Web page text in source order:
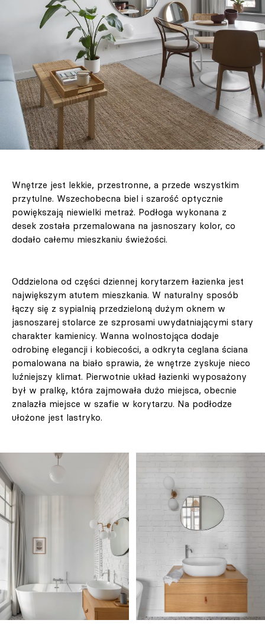
Wnętrze jest lekkie, przestronne, a przede wszystkim
przytulne. Wszechobecna biel i szarość optycznie
powiększają niewielki metraż. Podłoga wykonana z
desek została przemalowana na jasnoszary kolor, co
dodało całemu mieszkaniu świeżości.
Oddzielona od części dziennej korytarzem łazienka jest
największym atutem mieszkania. W naturalny sposób
łączy się z sypialnią przedzieloną dużym oknem w
jasnoszarej stolarce ze szprosami uwydatniającymi stary
charakter kamienicy. Wanna wolnostojąca dodaje
odrobinę elegancji i kobiecości, a odkryta ceglana ściana
pomalowana na biało sprawia, że wnętrze zyskuje nieco
luźniejszy klimat. Pierwotnie układ łazienki wyposażony
był w pralkę, która zajmowała dużo miejsca, obecnie
znalazła miejsce w szafie w korytarzu. Na podłodze
ułożone jest lastryko.